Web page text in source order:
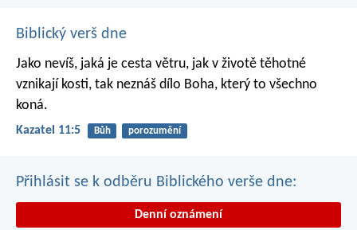
Biblický verš dne
Jako nevíš, jaká je cesta větru, jak v životě těhotné
vznikají kosti, tak neznáš dílo Boha, který to všechno
koná.
Kazatel 11:5 Bůh porozumění
Přihlásit se k odběru Biblického verše dne:
Denní oznámení